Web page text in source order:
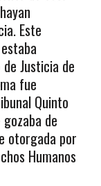
Este
Justicia de
fue
Quinto
de
otorgada por
Humanos